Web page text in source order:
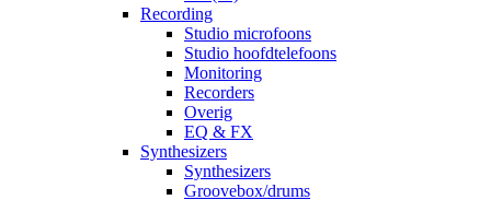
Recording
Studio microfoons
Studio hoofdtelefoons
Monitoring
Recorders
Overig
EQ & FX
Synthesizers
Synthesizers
Groovebox/drums